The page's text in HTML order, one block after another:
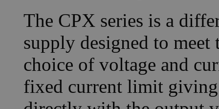
The CPX series is a
supply designed to
choice of voltage and
fixed current limit giving